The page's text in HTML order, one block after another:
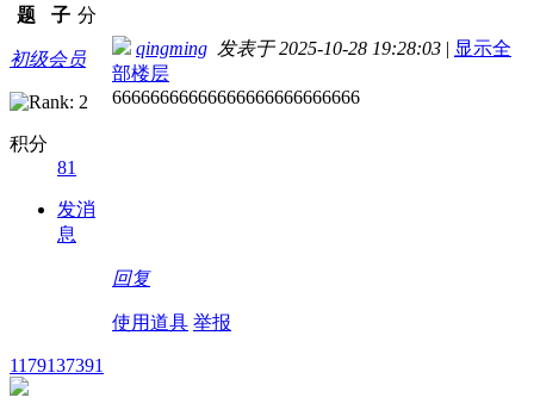
题
子 分
初级会员
积分
81
发消
息
qingming 发表于 2025-10-28 19:28:03 | 显示全
部楼层
66666666666666666666666666
回复
使用道具 举报
1179137391